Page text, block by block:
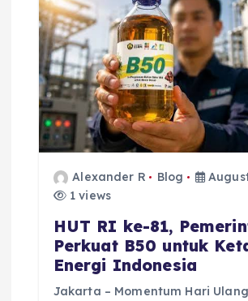
g
a
t
Alexander R Blog
1 views
HUT RI ke-81,
Perkuat B50 untuk
Energi Indonesia
Jakarta – Momentum Hari